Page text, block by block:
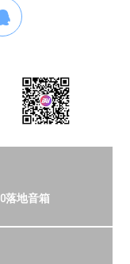
落地音箱